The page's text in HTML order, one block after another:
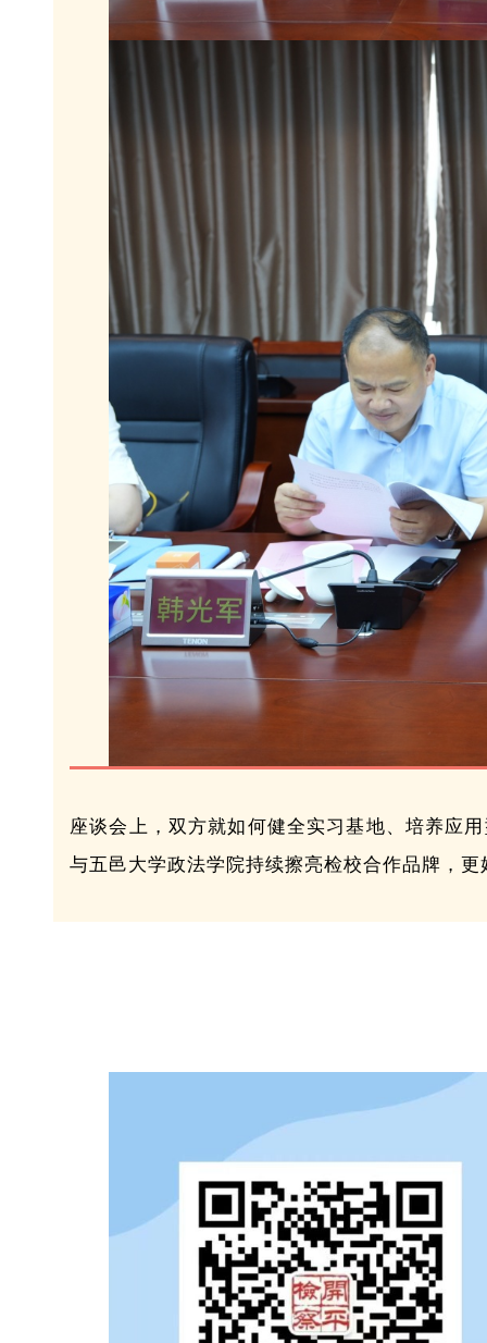
座谈会上，双方就如何健全实习基地、培养应
与五邑大学政法学院持续擦亮检校合作品牌，